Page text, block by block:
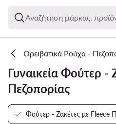
Αναζήτηση μάρκας,
Ορειβατικά Ρούχα -
Γυναικεία Φούτερ -
Πεζοπορίας
Φούτερ - Ζακέτες με Fleece